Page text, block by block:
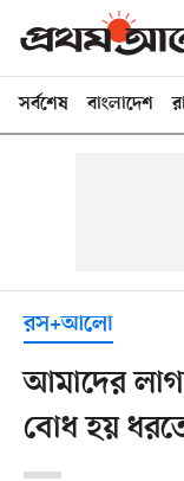
সর্বশেষ বাংলাদেশ
রস+আলো
আমাদের
বোধ হয়